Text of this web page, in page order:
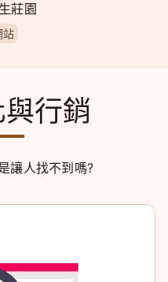
莊園
站
行銷
讓人找不到嗎?